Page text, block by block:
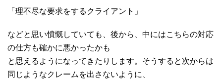
「理不尽な要求をするクライアント」
などと思い憤慨していても、後から、中にはこちらの対応
の仕方も確かに悪かったかも
と思えるようになってきたりします。そうすると次からは
同じようなクレームを出さないように、